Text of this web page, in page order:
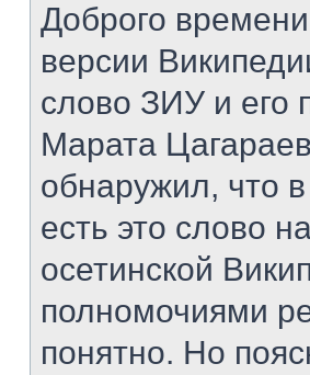
Доброго
версии
слово ЗИУ и его
Марата
обнаружил, что
есть это слово
осетинской
полномочиями
понятно. Но